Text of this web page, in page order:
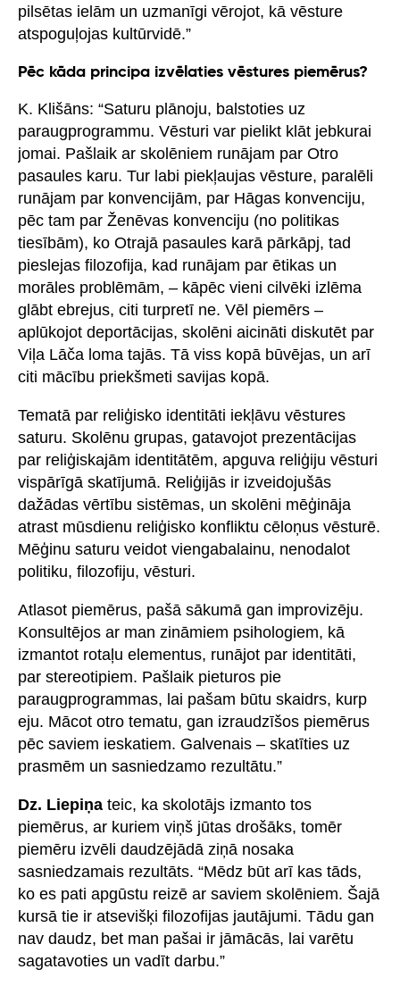
pilsētas ielām un uzmanīgi vērojot, kā vēsture
atspoguļojas kultūrvidē.”
Pēc kāda principa izvēlaties vēstures piemērus?
K. Klišāns: “Saturu plānoju, balstoties uz
paraugprogrammu. Vēsturi var pielikt klāt jebkurai
jomai. Pašlaik ar skolēniem runājam par Otro
pasaules karu. Tur labi piekļaujas vēsture, paralēli
runājam par konvencijām, par Hāgas konvenciju,
pēc tam par Ženēvas konvenciju (no politikas
tiesībām), ko Otrajā pasaules karā pārkāpj, tad
pieslejas filozofija, kad runājam par ētikas un
morāles problēmām, – kāpēc vieni cilvēki izlēma
glābt ebrejus, citi turpretī ne. Vēl piemērs –
aplūkojot deportācijas, skolēni aicināti diskutēt par
Viļa Lāča loma tajās. Tā viss kopā būvējas, un arī
citi mācību priekšmeti savijas kopā.
Tematā par reliģisko identitāti iekļāvu vēstures
saturu. Skolēnu grupas, gatavojot prezentācijas
par reliģiskajām identitātēm, apguva reliģiju vēsturi
vispārīgā skatījumā. Reliģijās ir izveidojušās
dažādas vērtību sistēmas, un skolēni mēģināja
atrast mūsdienu reliģisko konfliktu cēloņus vēsturē.
Mēģinu saturu veidot viengabalainu, nenodalot
politiku, filozofiju, vēsturi.
Atlasot piemērus, pašā sākumā gan improvizēju.
Konsultējos ar man zināmiem psihologiem, kā
izmantot rotaļu elementus, runājot par identitāti,
par stereotipiem. Pašlaik pieturos pie
paraugprogrammas, lai pašam būtu skaidrs, kurp
eju. Mācot otro tematu, gan izraudzīšos piemērus
pēc saviem ieskatiem. Galvenais – skatīties uz
prasmēm un sasniedzamo rezultātu.”
Dz. Liepiņa teic, ka skolotājs izmanto tos
piemērus, ar kuriem viņš jūtas drošāks, tomēr
piemēru izvēli daudzējādā ziņā nosaka
sasniedzamais rezultāts. “Mēdz būt arī kas tāds,
ko es pati apgūstu reizē ar saviem skolēniem. Šajā
kursā tie ir atsevišķi filozofijas jautājumi. Tādu gan
nav daudz, bet man pašai ir jāmācās, lai varētu
sagatavoties un vadīt darbu.”